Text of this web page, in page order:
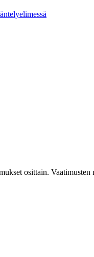
osittain.